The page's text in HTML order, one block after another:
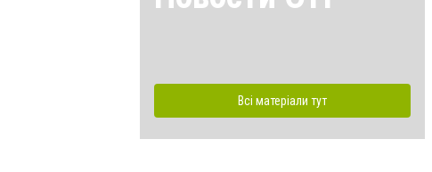
Всі матеріали тут